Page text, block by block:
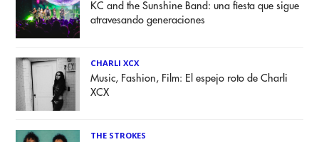
KC and the Sunshine Band: una fiesta que sigue
atravesando generaciones
CHARLI XCX
Music, Fashion, Film: El espejo roto de Charli
XCX
THE STROKES